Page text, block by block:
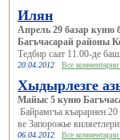
Илян
Апрель 29 базар
Багъчасарай районы
Тедбир саат 11.00-де
20.04.2012 Все
Хыдырлезге
Майыс 5 куню
Байрамгъа къарарнен
ве Запорожье
06.04.2012 Все